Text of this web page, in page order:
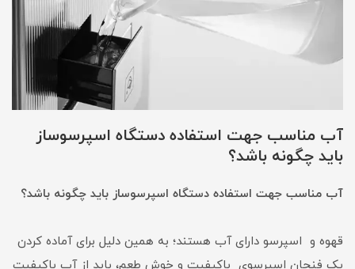
آب مناسب جهت استفاده دستگاه اسپرسوساز
باید چگونه باشد؟
آب مناسب جهت استفاده دستگاه اسپرسوساز باید چگونه باشد؟
قهوه و اسپرسو دارای آب هستند؛ به همین دلیل برای آماده کردن
یک فنجان اسپرسوی باکیفیت و خوش طعم، باید از آب باکیفیت